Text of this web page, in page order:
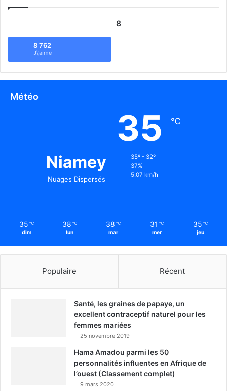
8
8 762
J\'aime
Météo
Niamey
Nuages Dispersés
35 ℃
35º - 32º
37%
5.07 km/h
35 ℃
dim
38 ℃
lun
38 ℃
mar
31 ℃
mer
35 ℃
jeu
Populaire Récent
Santé, les graines de papaye, un
excellent contraceptif naturel pour les
femmes mariées
25 novembre 2019
Hama Amadou parmi les 50
personnalités influentes en Afrique de
l’ouest (Classement complet)
9 mars 2020